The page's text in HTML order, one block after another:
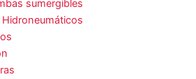
sumergibles
Hidroneumáticos